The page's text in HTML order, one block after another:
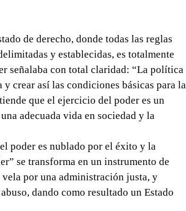
de derecho, donde todas las reglas
y establecidas, es totalmente
señalaba con total claridad: “La política
crear así las condiciones básicas para la
que el ejercicio del poder es un
adecuada vida en sociedad y la
poder es nublado por el éxito y la
se transforma en un instrumento de
por una administración justa, y
dando como resultado un Estado